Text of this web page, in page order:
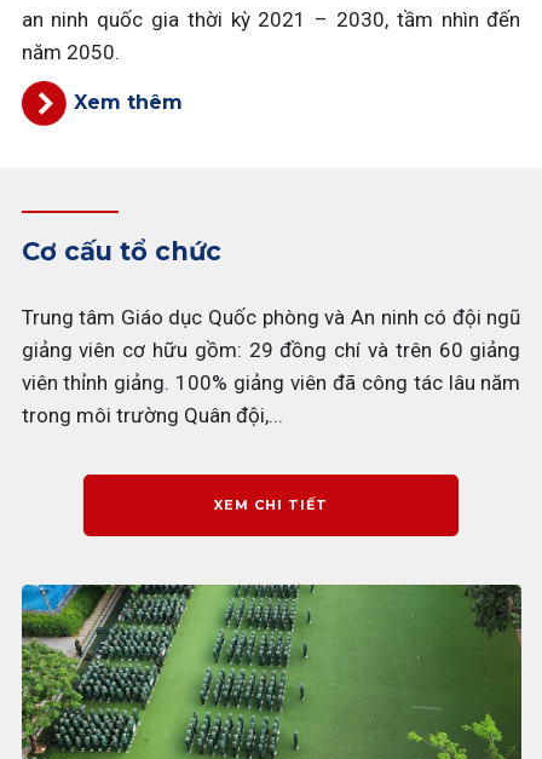
an ninh quốc gia thời kỳ 2021 – 2030, tầm nhìn đến
năm 2050.
Xem thêm
Cơ cấu tổ chức
Trung tâm Giáo dục Quốc phòng và An ninh có đội ngũ
giảng viên cơ hữu gồm: 29 đồng chí và trên 60 giảng
viên thỉnh giảng. 100% giảng viên đã công tác lâu năm
trong môi trường Quân đội,...
XEM CHI TIẾT